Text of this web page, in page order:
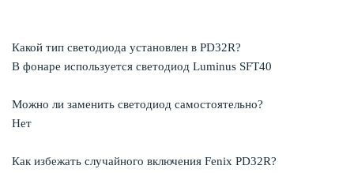
Какой тип светодиода установлен в PD32R?
В фонаре используется светодиод Luminus SFT40
Можно ли заменить светодиод самостоятельно?
Нет
Как избежать случайного включения Fenix PD32R?